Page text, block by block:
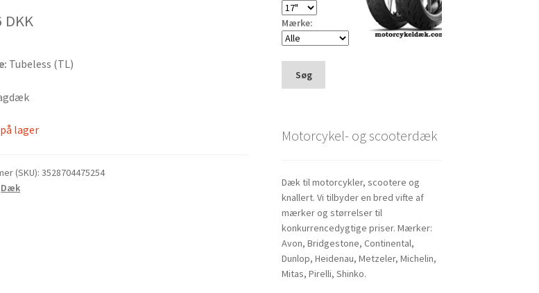
DKK
Tubeless (TL)
lager
(SKU):3528704475254
Dæk
Mærke:
Søg
Motorcykel- og scooterdæk
Dæk til motorcykler, scootere og
knallert. Vi tilbyder en bred vifte af
mærker og størrelser til
konkurrencedygtige priser. Mærker:
Avon, Bridgestone, Continental,
Dunlop, Heidenau, Metzeler, Michelin,
Mitas, Pirelli, Shinko.